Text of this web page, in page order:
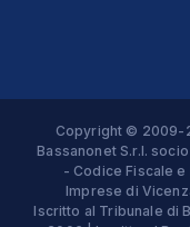
Copyright © 2009-
Bassanonet S.r.l.
- Codice Fiscale
Imprese di
Iscritto al Tribunale di